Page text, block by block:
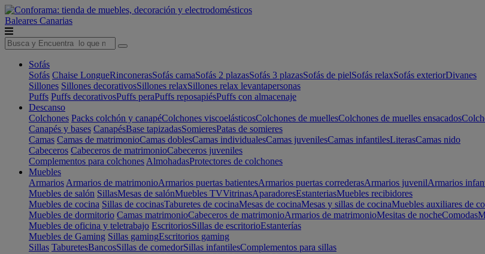
Baleares Canarias
Sofás
Sofás Chaise LongueRinconerasSofás camaSofás 2 plazasSofás 3 plazasSofás de pielSofás relaxSofás exteriorDivanes
Sillones Sillones decorativosSillones relaxSillones relax levantapersonas
Puffs Puffs decorativosPuffs peraPuffs reposapiésPuffs con almacenaje
Descanso
Colchones Packs colchón y canapéColchones viscoelásticosColchones de muellesColchones de muelles ensacados
Canapés y bases CanapésBase tapizadasSomieresPatas de somieres
Camas Camas de matrimonioCamas doblesCamas individualesCamas juvenilesCamas infantilesLiterasCamas nido
Cabeceros Cabeceros de matrimonioCabeceros juveniles
Complementos para colchones AlmohadasProtectores de colchones
Muebles
Armarios Armarios de matrimonioArmarios puertas batientesArmarios puertas correderasArmarios juvenilArmarios
Muebles de salón SillasMesas de salónMuebles TVVitrinasAparadoresEstanteriasMuebles recibidores
Muebles de cocina Sillas de cocinasTaburetes de cocinaMesas de cocinaMesas y sillas de cocinaMuebles auxiliares de
Muebles de dormitorio Camas matrimonioCabeceros de matrimonioArmarios de matrimonioMesitas de nocheComodas
Muebles de oficina y teletrabajo EscritoriosSillas de escritorioEstanterías
Muebles de Gaming Sillas gamingEscritorios gaming
Sillas TaburetesBancosSillas de comedorSillas infantilesComplementos para sillas